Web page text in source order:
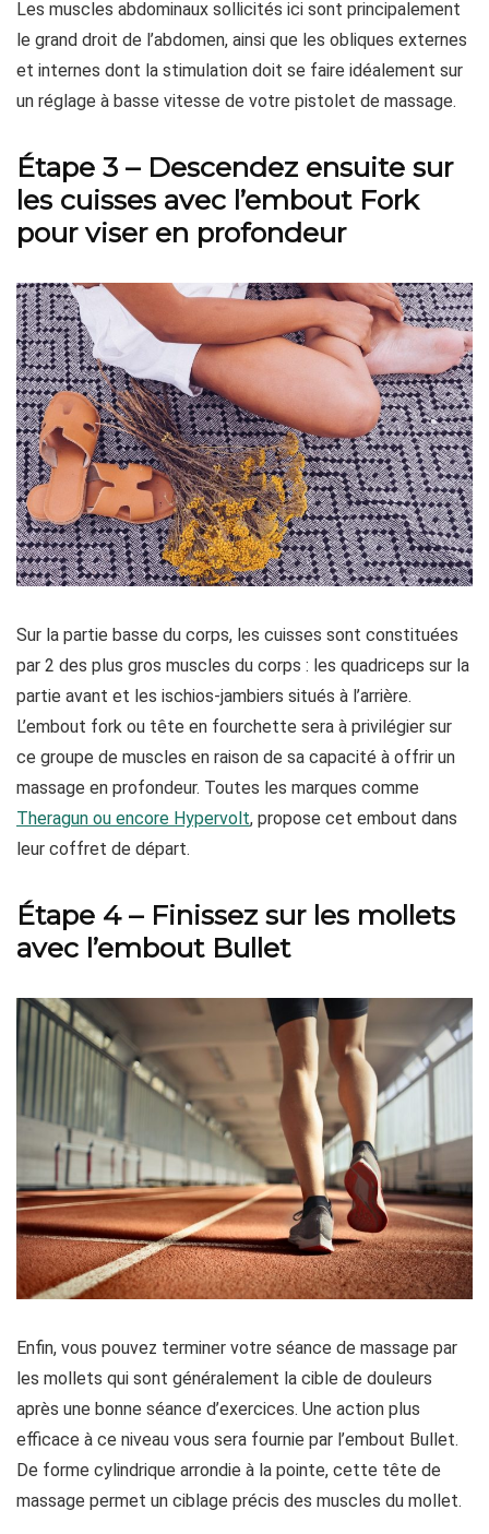
Les muscles abdominaux sollicités ici sont principalement
le grand droit de l’abdomen, ainsi que les obliques externes
et internes dont la stimulation doit se faire idéalement sur
un réglage à basse vitesse de votre pistolet de massage.
Étape 3 – Descendez ensuite sur
les cuisses avec l’embout Fork
pour viser en profondeur
Sur la partie basse du corps, les cuisses sont constituées
par 2 des plus gros muscles du corps : les quadriceps sur la
partie avant et les ischios-jambiers situés à l’arrière.
L’embout fork ou tête en fourchette sera à privilégier sur
ce groupe de muscles en raison de sa capacité à offrir un
massage en profondeur. Toutes les marques comme
Theragun ou encore Hypervolt, propose cet embout dans
leur coffret de départ.
Étape 4 – Finissez sur les mollets
avec l’embout Bullet
Enfin, vous pouvez terminer votre séance de massage par
les mollets qui sont généralement la cible de douleurs
après une bonne séance d’exercices. Une action plus
efficace à ce niveau vous sera fournie par l’embout Bullet.
De forme cylindrique arrondie à la pointe, cette tête de
massage permet un ciblage précis des muscles du mollet.